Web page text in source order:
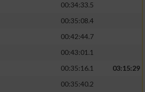
00:34:33.5
00:35:08.4
00:42:44.7
00:43:01.1
00:35:16.1
03:15:29
00:35:40.2